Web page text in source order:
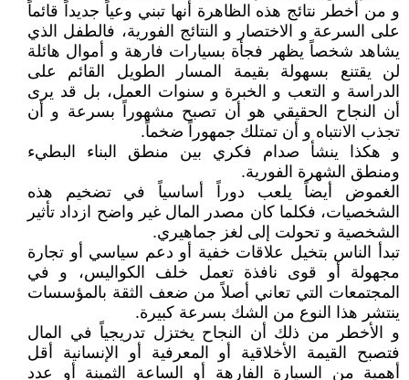
و من أخطر نتائج هذه الظاهرة أنها تبني وعياً جديداً قائماً
على السرعة و الاختصار و النتائج الفورية، فالطفل الذي
يشاهد شخصاً يظهر فجأة بسيارات فارهة و أموال هائلة
لن يقتنع بسهولة بقيمة المسار الطويل القائم على
الدراسة و التعب و الخبرة و سنوات العمل، بل قد يرى
أن النجاح الحقيقي هو أن تصبح مشهوراً بسرعة و أن
تجذب الانتباه و أن تمتلك جمهوراً ضخماً.
و هكذا ينشأ صدام فكري بين منطق البناء البطيء
ومنطق الشهرة الفورية.
الغموض أيضاً يلعب دوراً أساسياً في تضخيم هذه
الشخصيات، فكلما كان مصدر المال غير واضح ازداد تأثير
الشخصية و تحولت إلى لغز جماهيري.
تبدأ الناس بتخيل علاقات خفية أو دعم سياسي أو تجارة
مجهولة أو قوى نافذة تعمل خلف الكواليس، و في
المجتمعات التي تعاني أصلاً من ضعف الثقة بالمؤسسات
ينتشر هذا النوع من الشك بسرعة كبيرة.
و الأخطر من ذلك أن النجاح يختزل تدريجياً في المال
فتصبح القيمة الأخلاقية أو المعرفية أو الإنسانية أقل
أهمية من السيارة الفارهة أو الساعة الثمينة أو عدد